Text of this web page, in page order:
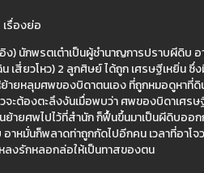
เรื่องย่อ
ง) นักพรตเต๋าเป็นผู้ชำนาญการปราบผีดิบ
เสี่ยวโหว) 2 ลูกศิษย์ ได้ถูก เศรษฐีเหยิ่น
ย้ายหลุมศพของบิดาตนเอง ที่ถูกหมอดูหาที่
ะต้องตะลึงงันเมื่อพบว่า ศพของบิดาเศรษ
ย้ายศพไปไว้ที่สำนัก ก็ฟื้นขึ้นมาเป็นผีดิบออ
หมั่นก็พลาดท่าถูกกัดไปอีกคน เวลาที่อา
ลงรักหลอกล่อให้เป็นทาสของตน